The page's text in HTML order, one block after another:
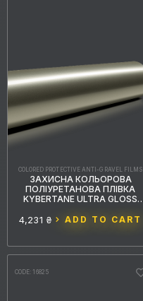
COLORED PROTECTIVE ANTI-GRAVEL FILMS
ЗАХИСНА КОЛЬОРОВА
ПОЛІУРЕТАНОВА ПЛІВКА
KYBERTANE ULTRA GLOSS
1.52MX15M
4,231 ₴ ADD TO CART
CODE: 16825